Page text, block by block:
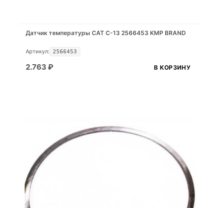
Датчик температуры САТ С-13 2566453 KMP BRAND
Артикул: 2566453
2.763 ₽ В КОРЗИНУ